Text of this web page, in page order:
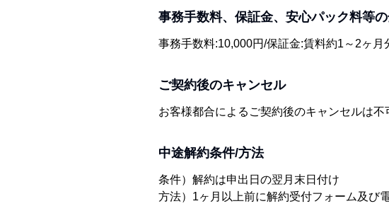
事務手数料、保証金、安心パック料等
事務手数料:10,000円/保証金:賃料約1～2ヶ月
ご契約後のキャンセル
お客様都合によるご契約後のキャンセルは不
中途解約条件/方法
条件）解約は申出日の翌月末日付け
方法）1ヶ月以上前に解約受付フォーム及び